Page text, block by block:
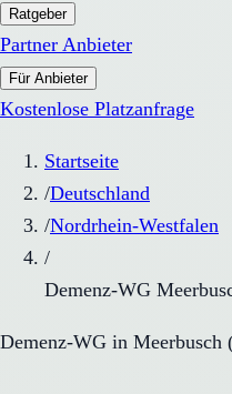
Ratgeber
Partner Anbieter
Für Anbieter
Kostenlose Platzanfrage
Startseite
/Deutschland
/Nordrhein-Westfalen
/
Demenz-WG
Demenz-WG in Meerbusch